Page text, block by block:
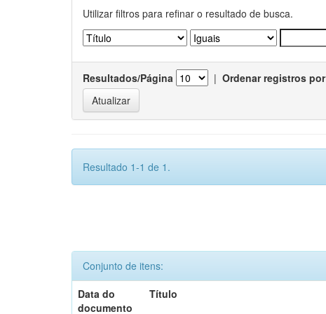
Utilizar filtros para refinar o resultado de busca.
Resultados/Página | Ordenar registros por
Resultado 1-1 de 1.
Conjunto de itens:
Data do
documento
Título